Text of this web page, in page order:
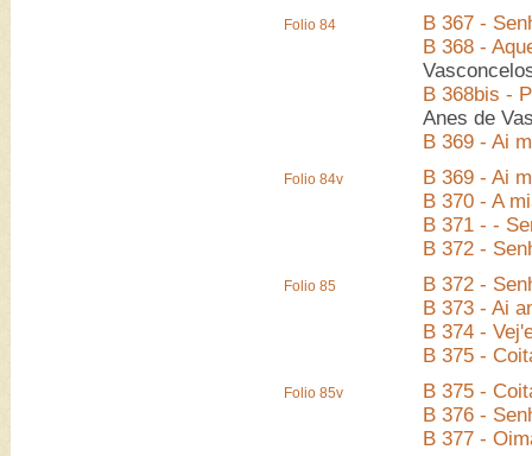
Folio 84
B 367 -
B 368 -
B 368bis -
Anes de
B 369 - Ai
Folio 84v
B 369 - Ai
B 370 - A
B 371 - -
B 372 -
Folio 85
B 372 -
B 373 - Ai
B 374 -
B 375 -
Folio 85v
B 375 -
B 376 -
B 377 -